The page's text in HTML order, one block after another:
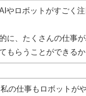
やロボットがすごく
に、たくさんの仕事
もらうことができるか
の仕事もロボットが